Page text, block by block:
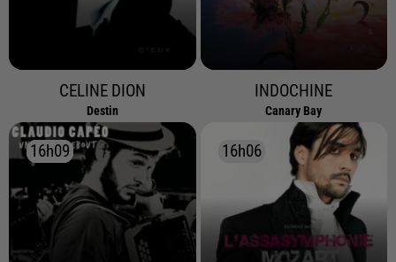
CELINE DION
Destin
INDOCHINE
Canary Bay
16h09
16h09 16h06
16h06